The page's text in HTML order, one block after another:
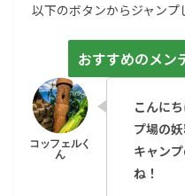
以下のボタンからジャンプ
おすすめのメン
こんに
プ場の
キャン
ね！